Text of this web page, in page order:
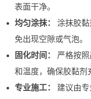
表面干净。
均匀涂抹：
涂抹胶
免出现空隙或气泡。
固化时间：
严格按
和温度，确保胶黏剂
专业施工：
建议由